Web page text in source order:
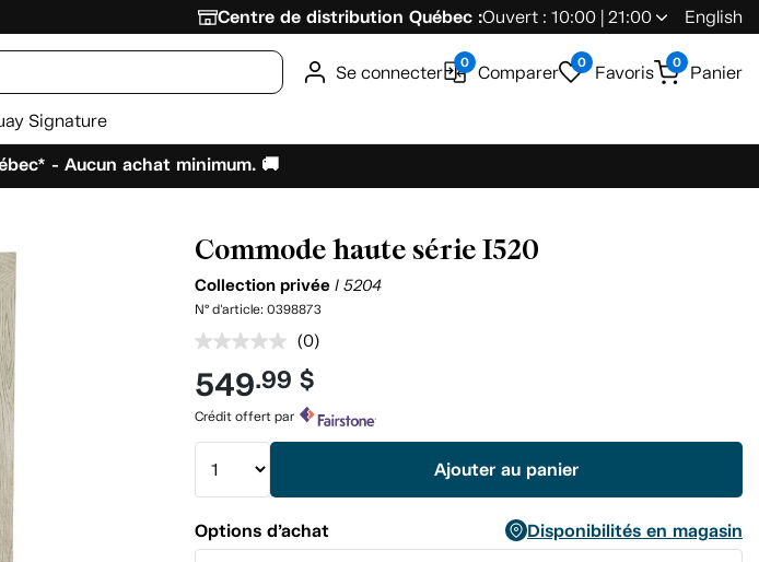
Centre de distribution Québec :Ouvert : 10:00 | 21:00 English
Se connecter 0 Comparer 0 Favoris 0 Panier
Signature
- Aucun achat minimum. 🚚
Commode haute série I520
Collection privéeI 5204
N° d'article:0398873
Aucune
cote
pour
produit.
(0)
549.99 $
Crédit offert par
Ajouter au panier
Options d’achat
Disponibilités en magasin